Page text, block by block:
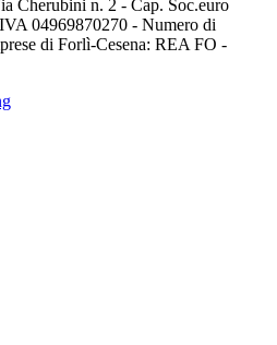
Cherubini n. 2 - Cap. Soc.euro
04969870270 - Numero di
di Forlì-Cesena: REA FO -